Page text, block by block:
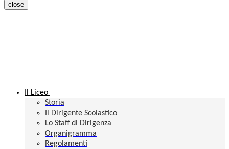
close
Il Liceo
Storia
Il Dirigente Scolastico
Lo Staff di Dirigenza
Organigramma
Regolamenti